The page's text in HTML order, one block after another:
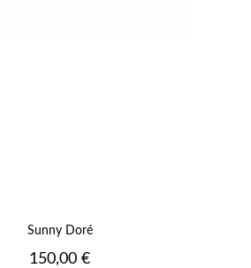
Sunny Doré
Prix
150,00 €